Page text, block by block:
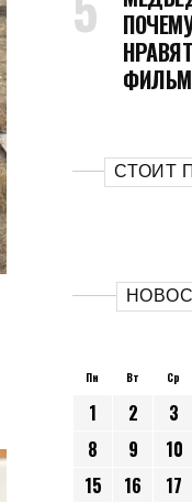
СТОИТ
Пн Вт Ср
1 2 3
8
9 10
15
16 17